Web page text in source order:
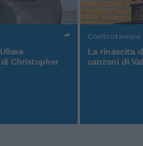
Christopher
Controtempo
La rinascita
canzoni di